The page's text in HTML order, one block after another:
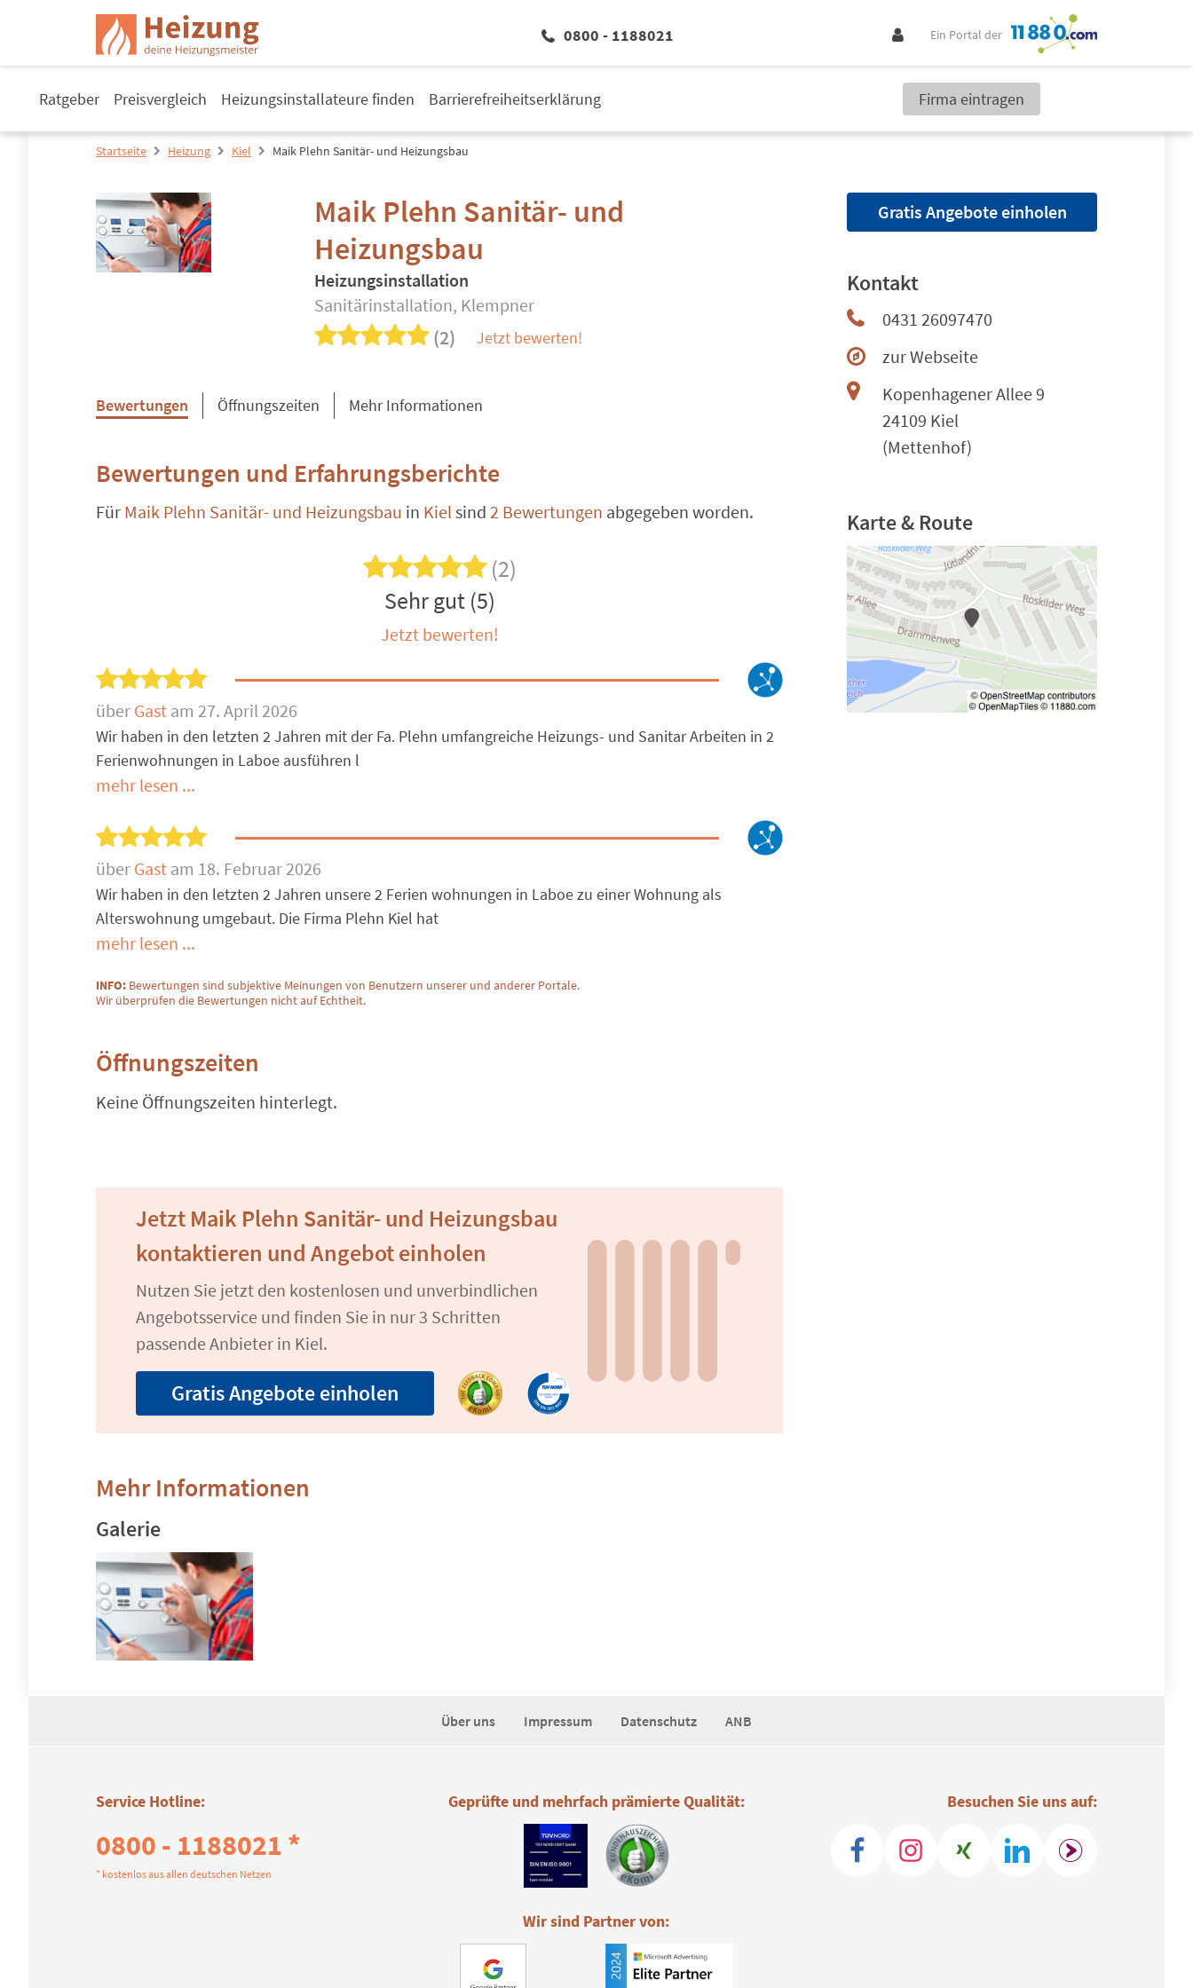
0800 - 1188021 Ein Portal der
Ratgeber Preisvergleich Heizungsinstallateure finden Barrierefreiheitserklärung Firma eintragen
Startseite Heizung Kiel Maik Plehn Sanitär- und Heizungsbau
Maik Plehn Sanitär- und
Heizungsbau
Heizungsinstallation
Sanitärinstallation, Klempner
(2) Jetzt bewerten!
Bewertungen Öffnungszeiten Mehr Informationen
Bewertungen und Erfahrungsberichte
Für Maik Plehn Sanitär- und Heizungsbau in Kielsind 2 Bewertungen abgegeben worden.
(2)
Sehr gut (5)
Jetzt bewerten!
über Gast am 27. April 2026
Wir haben in den letzten 2 Jahren mit der Fa. Plehn umfangreiche Heizungs- und Sanitar Arbeiten in 2
Ferienwohnungen in Laboe ausführen l
mehr lesen ...
über Gast am 18. Februar 2026
Wir haben in den letzten 2 Jahren unsere 2 Ferien wohnungen in Laboe zu einer Wohnung als
Alterswohnung umgebaut. Die Firma Plehn Kiel hat
mehr lesen ...
INFO: Bewertungen sind subjektive Meinungen von Benutzern unserer und anderer Portale.
Wir überprüfen die Bewertungen nicht auf Echtheit.
Öffnungszeiten
Keine Öffnungszeiten hinterlegt.
Jetzt Maik Plehn Sanitär- und Heizungsbau
kontaktieren und Angebot einholen
Nutzen Sie jetzt den kostenlosen und unverbindlichen
Angebotsservice und finden Sie in nur 3 Schritten
passende Anbieter in Kiel.
Gratis Angebote einholen
Mehr Informationen
Galerie
Gratis Angebote einholen
Kontakt
0431 26097470
zur Webseite
Kopenhagener Allee 9
24109 Kiel
(Mettenhof)
Karte & Route
Über uns Impressum Datenschutz ANB
Service Hotline:
0800 - 1188021 *
* kostenlos aus allen deutschen Netzen
Besuchen Sie uns auf:
Geprüfte und mehrfach prämierte Qualität:
Wir sind Partner von: